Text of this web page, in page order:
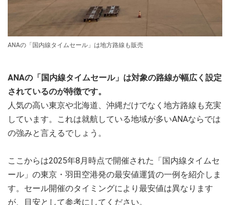
ANAの「国内線タイムセール」は地方路線も販売
ANAの「国内線タイムセール」は対象の路線が幅広く設定
されているのが特徴です。
人気の高い東京や北海道、沖縄だけでなく地方路線も充実
しています。これは就航している地域が多いANAならでは
の強みと言えるでしょう。
ここからは2025年8月時点で開催された「国内線タイムセ
ール」の東京・羽田空港発の最安値運賃の一例を紹介しま
す。セール開催のタイミングにより最安値は異なります
が、目安として参考にしてください。